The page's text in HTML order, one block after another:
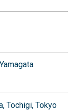
Yamagata
Tochigi Tokyo